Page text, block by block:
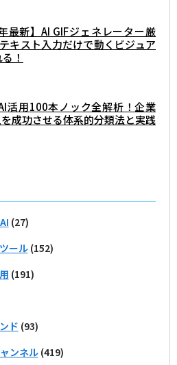
最新】AI GIFジェネレーター厳
キスト入力だけで動くビジュア
！
活用100本ノック全解析！企業
成功させる体系的分類法と実践
(27)
ール(152)
(191)
ド (93)
ンネル(419)